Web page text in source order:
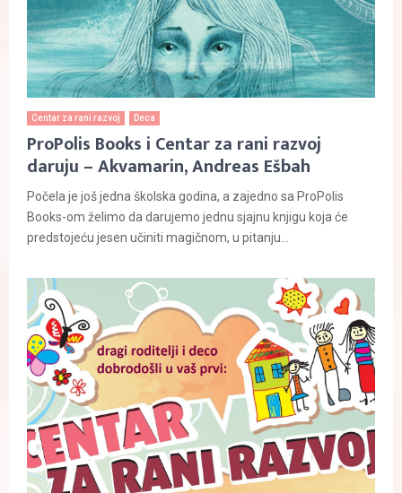
Centar za rani razvoj Deca
ProPolis Books i Centar za rani razvoj
daruju – Akvamarin, Andreas Ešbah
Počela je još jedna školska godina, a zajedno sa ProPolis
Books-om želimo da darujemo jednu sjajnu knjigu koja će
predstojeću jesen učiniti magičnom, u pitanju...